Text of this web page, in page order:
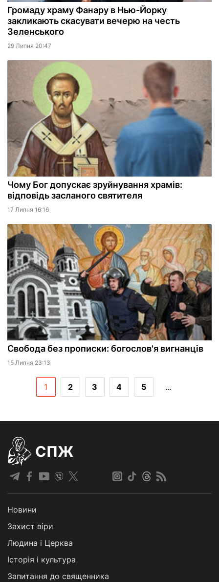
Громаду храму Фанару в Нью-Йорку
закликають скасувати вечерю на честь
Зеленського
29 Липня 20:47
Чому Бог допускає зруйнування храмів:
відповідь засланого святителя
17 Липня 16:16
Свобода без прописки: богослов'я вигнанців
15 Липня 23:13
1 2 3 4 5 ...
СПЖ
Новини
Захист віри
Людина і Церква
Історія і культура
Запитання до священника